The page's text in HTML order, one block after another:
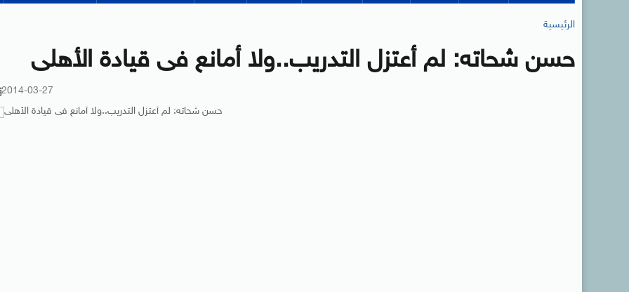
الرئيسية
حسن شحاته: لم أعتزل التدريب..ولا أمانع فى قيادة الأهلى
2014-03-27